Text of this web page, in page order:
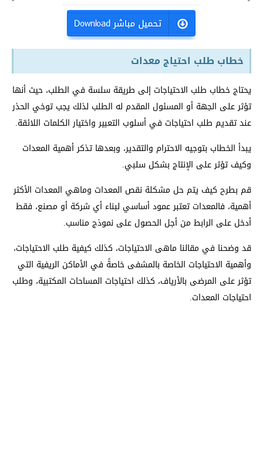
خطاب طلب احتياج معدات
يحتاج خطاب طلب الاحتياجات إلى طريقة سلسة في الطلب، حيث أنها
تؤثر على الجهة أو المسئول المقدم له الطلب لذلك يجب توخي الحذر
عند تقديم طلب احتياجات في أسلوب التعبير واختيار الكلمات اللائقة.
يبدأ الخطاب بتوجيه الاحترام والتقدير، وبعدها تذكر أهمية المعدات
وكيف تؤثر على الإنتاج بشكل سلبي.
قم بطرح كيف يتم حل مشكلة نقص المعدات وماهي المعدات الأكثر
أهمية، فالمعدات تعتبر عمود أساسي لبناء أي شركة أو مصنع، فقط
أدخل على الرابط من أجل الحصول على نموذج مناسب.
قد وضحنا في مقالنا ماهى الاحتياجات، كذلك كيفية طلب الاحتياجات،
وأهمية الاحتياجات الخاصة بالمشفى خاصةً في الأماكن الريفية التي
تؤثر على المرضى بالأرياف، كذلك احتياجات المساحات المكتبية، وطلب
احتياجات المعدات.